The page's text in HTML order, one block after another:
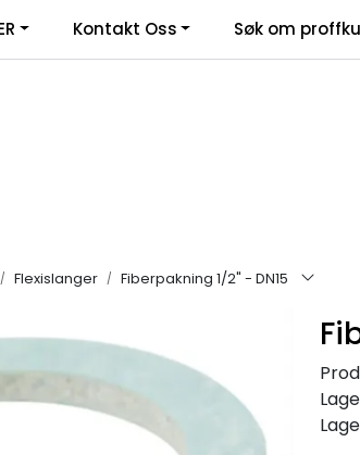
& reklamasjonsskjema
Kontakt Oss Søk om
Flexislanger Fiberpakning 1/2" - DN15